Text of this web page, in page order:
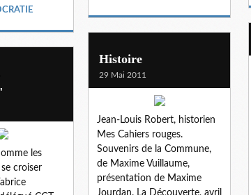
Histoire
29 Mai 2011
Jean-Louis Robert, historien
Mes Cahiers rouges.
Souvenirs de la Commune,
de Maxime Vuillaume,
présentation de Maxime
Jourdan. La Découverte, avril
les
croiser